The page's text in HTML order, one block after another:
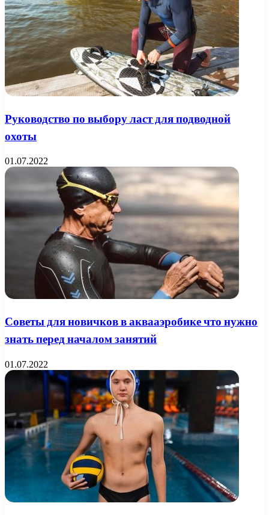
Руководство по выбору ласт для подводной
охоты
01.07.2022
Советы для новичков в аквааэробике что нужно
знать перед началом занятий
01.07.2022